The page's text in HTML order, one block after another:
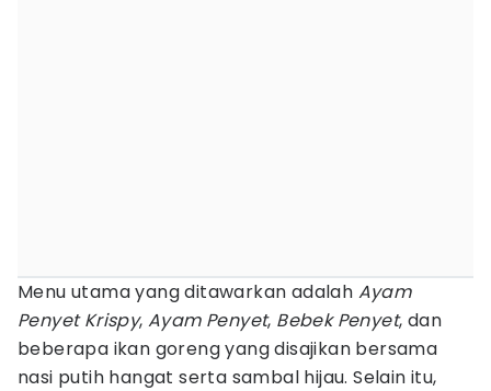
Menu utama yang ditawarkan adalah Ayam
Penyet Krispy,Ayam Penyet, Bebek Penyet, dan
beberapa ikan goreng yang disajikan bersama
nasi putih hangat serta sambal hijau. Selain itu,